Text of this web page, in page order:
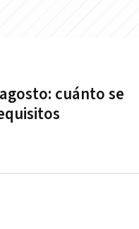
cuánto se